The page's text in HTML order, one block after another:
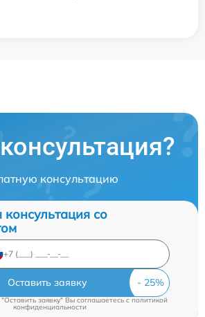
консультацию
консультация со
Оставить заявку
заявку" Вы соглашаетесь cполитикой
конфиденциальности